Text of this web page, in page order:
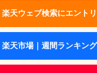
楽天ウェブ検索にエント
楽天市場｜週間ランキン